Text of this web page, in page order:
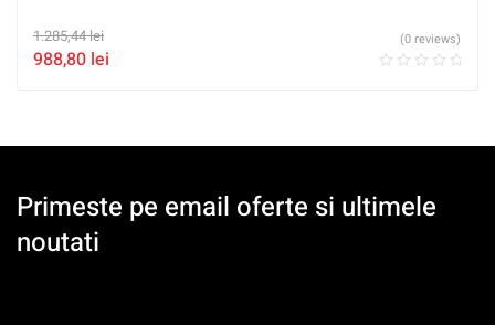
1.285,44lei
988,80 lei
(0 reviews)
Primeste pe email oferte si ultimele
noutati